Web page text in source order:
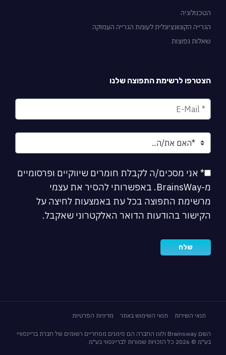
הטכנולוגיה
הגרייה הקונוונציונלית לעומת הגרייה העמוקה
שאלות נפוצות
הצטרפו לרשימת התפוצה שלנו
* אני מסכים/ה לקבלת חומרים שיווקיים ופרסומיים
מ-BrainsWay. באפשרותי להסיר את עצמי
מרשימת התפוצה בכל עת באמצעות לחיצה על
הקישור בהודעות הדואר האלקטרוני שאקבל.
תנאי השירות תנאי השימוש באתר מדיניות הפרטיות
השם Brainsway ולוגו החברה הם סימנים מסחריים רשומים של חברת בריינסוויי
בע"מ © 2026 כל הזכויות שמורות לבריינסווי בע"מ.